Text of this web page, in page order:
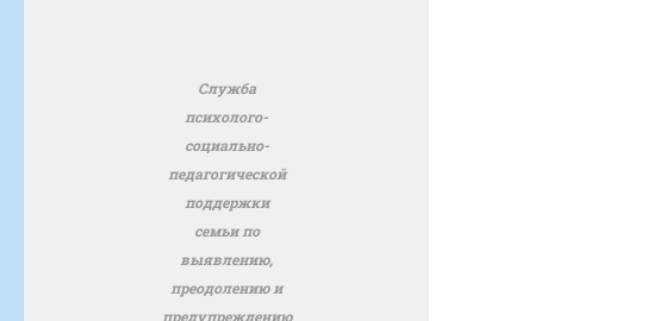
Служба
психолого-
социально-
педагогической
поддержки
семьи по
выявлению,
преодолению и
предупреждению